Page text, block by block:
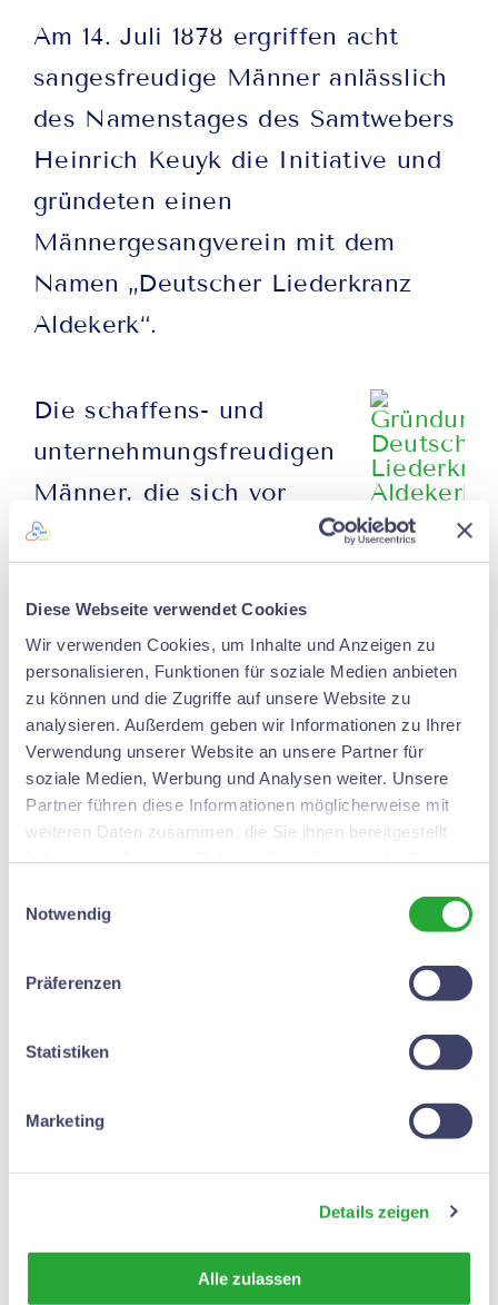
Diese Webseite verwendet Cookies
Wir verwenden Cookies, um Inhalte und Anzeigen zu
personalisieren, Funktionen für soziale Medien anbieten
zu können und die Zugriffe auf unsere Website zu
analysieren. Außerdem geben wir Informationen zu Ihrer
Verwendung unserer Website an unsere Partner für
soziale Medien, Werbung und Analysen weiter. Unsere
Partner führen diese Informationen möglicherweise mit
weiteren Daten zusammen, die Sie ihnen bereitgestellt
Notwendig
Präferenzen
Statistiken
Marketing
Details zeigen
Alle zulassen
Am 14. Juli 1878 ergriffen acht
sangesfreudige Männer anlässlich
des Namenstages des Samtwebers
Heinrich Keuyk die Initiative und
gründeten einen
Männergesangverein mit dem
Namen „Deutscher Liederkranz
Aldekerk“.
Die schaffens- und
unternehmungsfreudigen
Männer, die sich vor
mehr als 145 Jahren zur
zusammengefunden
haben, stehen für uns und
unser Streben genauso
da, wie wir es heutzutage
noch pflegen. Durch den
altersbedingten
Mitgliederschwund und
die massiv
Aktivitäten während der
auf 4 geschrumpft. Ein
Mitgliederzuwachs nur